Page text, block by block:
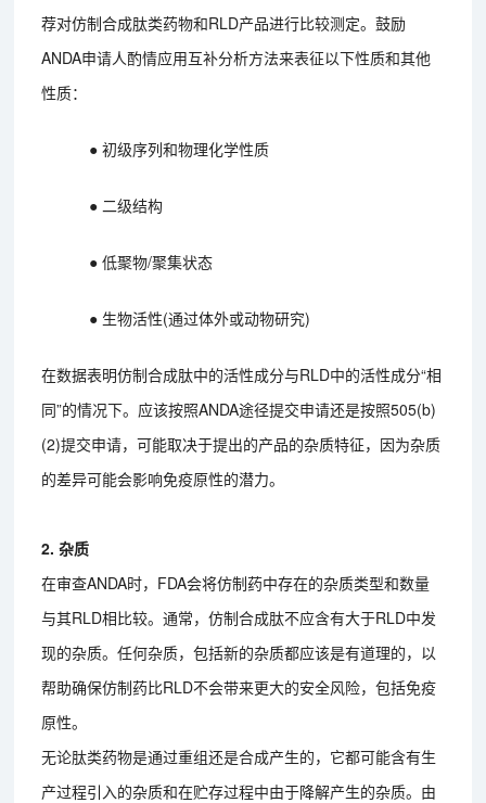
荐对仿制合成肽类药物和RLD产品进行比较测定。鼓励
ANDA申请人酌情应用互补分析方法来表征以下性质和其他
性质：
● 初级序列和物理化学性质
● 二级结构
● 低聚物/聚集状态
● 生物活性(通过体外或动物研究)
在数据表明仿制合成肽中的活性成分与RLD中的活性成分“相
同”的情况下。应该按照ANDA途径提交申请还是按照505(b)
(2)提交申请，可能取决于提出的产品的杂质特征，因为杂质
的差异可能会影响免疫原性的潜力。
2. 杂质
在审查ANDA时，FDA会将仿制药中存在的杂质类型和数量
与其RLD相比较。通常，仿制合成肽不应含有大于RLD中发
现的杂质。任何杂质，包括新的杂质都应该是有道理的，以
帮助确保仿制药比RLD不会带来更大的安全风险，包括免疫
原性。
无论肽类药物是通过重组还是合成产生的，它都可能含有生
产过程引入的杂质和在贮存过程中由于降解产生的杂质。由